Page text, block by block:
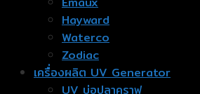
Hayward
Waterco
Zodiac
เครื่องผลิต UV Generator
UV บ่อปลาคราฟ